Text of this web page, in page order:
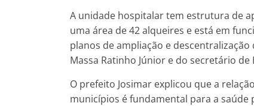
A unidade hospitalar tem estrutura de
uma área de 42 alqueires e está em
planos de ampliação e
Massa Ratinho Júnior e do secretário de
O prefeito Josimar explicou que a
municípios é fundamental para a